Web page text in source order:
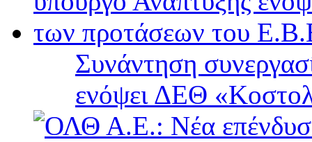
Συνάντηση
ενόψει ΔΕΘ